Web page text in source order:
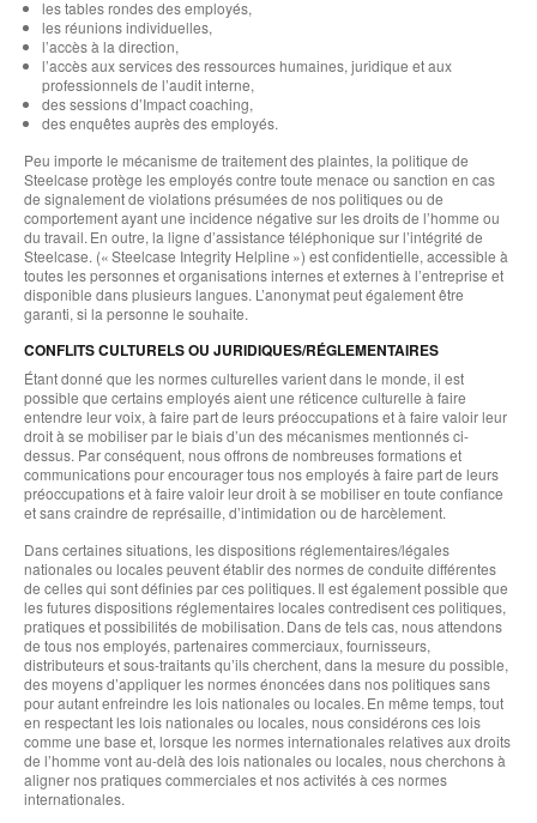
les tables rondes des employés,
les réunions individuelles,
l’accès à la direction,
l’accès aux services des ressources humaines, juridique et aux
professionnels de l’audit interne,
des sessions d’Impact coaching,
des enquêtes auprès des employés.
Peu importe le mécanisme de traitement des plaintes, la politique de
Steelcase protège les employés contre toute menace ou sanction en cas
de signalement de violations présumées de nos politiques ou de
comportement ayant une incidence négative sur les droits de l’homme ou
du travail. En outre, la ligne d’assistance téléphonique sur l’intégrité de
Steelcase. (« Steelcase Integrity Helpline ») est confidentielle, accessible à
toutes les personnes et organisations internes et externes à l’entreprise et
disponible dans plusieurs langues. L’anonymat peut également être
garanti, si la personne le souhaite.
CONFLITS CULTURELS OU JURIDIQUES/RÉGLEMENTAIRES
Étant donné que les normes culturelles varient dans le monde, il est
possible que certains employés aient une réticence culturelle à faire
entendre leur voix, à faire part de leurs préoccupations et à faire valoir leur
droit à se mobiliser par le biais d’un des mécanismes mentionnés ci-
dessus. Par conséquent, nous offrons de nombreuses formations et
communications pour encourager tous nos employés à faire part de leurs
préoccupations et à faire valoir leur droit à se mobiliser en toute confiance
et sans craindre de représaille, d’intimidation ou de harcèlement.
Dans certaines situations, les dispositions réglementaires/légales
nationales ou locales peuvent établir des normes de conduite différentes
de celles qui sont définies par ces politiques. Il est également possible que
les futures dispositions réglementaires locales contredisent ces politiques,
pratiques et possibilités de mobilisation. Dans de tels cas, nous attendons
de tous nos employés, partenaires commerciaux, fournisseurs,
distributeurs et sous-traitants qu’ils cherchent, dans la mesure du possible,
des moyens d’appliquer les normes énoncées dans nos politiques sans
pour autant enfreindre les lois nationales ou locales. En même temps, tout
en respectant les lois nationales ou locales, nous considérons ces lois
comme une base et, lorsque les normes internationales relatives aux droits
de l’homme vont au-delà des lois nationales ou locales, nous cherchons à
aligner nos pratiques commerciales et nos activités à ces normes
internationales.